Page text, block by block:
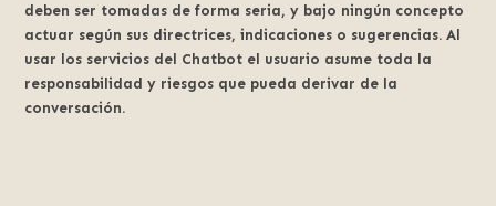
deben ser tomadas de forma seria, y bajo ningún concepto
actuar según sus directrices, indicaciones o sugerencias. Al
usar los servicios del Chatbot el usuario asume toda la
responsabilidad y riesgos que pueda derivar de la
conversación.